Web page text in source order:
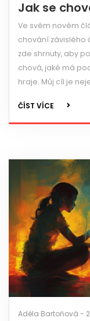
Jak se
Ve svém novém
chování závislého
zde shrnuty, aby
chová, jaké má
hraje. Můj cíl je
podporu a
informace.
ČÍST VÍCE
Adéla Bartoňová -